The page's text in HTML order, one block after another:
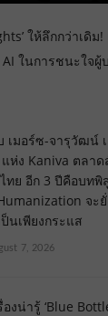
ให้ลึกกว่าเดิม
ในการชนะใจผู้
เมอร์ซ-จารุวัฒน์
ห่ง Kaniva ตลาด
ไทย อีก 3 ปีคือบทพิ
จะ
นเพียงกระแส
7, 2026
องน่ารู้ ‘Blue